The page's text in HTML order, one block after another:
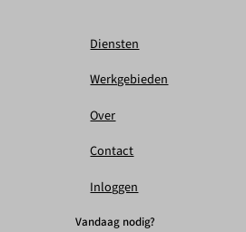
Diensten
Werkgebieden
Over
Contact
Inloggen
Vandaag nodig?